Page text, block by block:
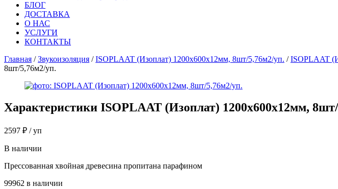
БЛОГ
ДОСТАВКА
О НАС
УСЛУГИ
КОНТАКТЫ
Главная /Звукоизоляция /ISOPLAAT (Изоплат) 1200х600х12мм, 8шт/5,76м2/уп. /ISOPLAAT
8шт/5,76м2/уп.
Характеристики ISOPLAAT (Изоплат) 1200х600х12мм,
2597 ₽ / уп
В наличии
Прессованная хвойная древесина пропитана парафином
99962 в наличии